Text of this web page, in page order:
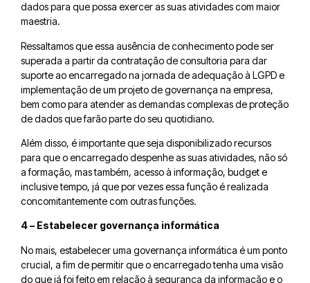
dados para que possa exercer as suas atividades com maior
maestria.
Ressaltamos que essa ausência de conhecimento pode ser
superada a partir da contratação de consultoria para dar
suporte ao encarregado na jornada de adequação à LGPD e
implementação de um projeto de governança na empresa,
bem como para atender as demandas complexas de proteção
de dados que farão parte do seu quotidiano.
Além disso, é importante que seja disponibilizado recursos
para que o encarregado despenhe as suas atividades, não só
a formação, mas também, acesso à informação, budget e
inclusive tempo, já que por vezes essa função é realizada
concomitantemente com outras funções.
4 – Estabelecer governança informática
No mais, estabelecer uma governança informática é um ponto
crucial, a fim de permitir que o encarregado tenha uma visão
do que já foi feito em relação à segurança da informação e o